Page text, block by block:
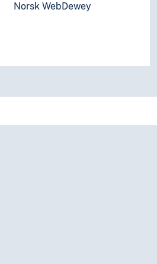
Norsk WebDewey